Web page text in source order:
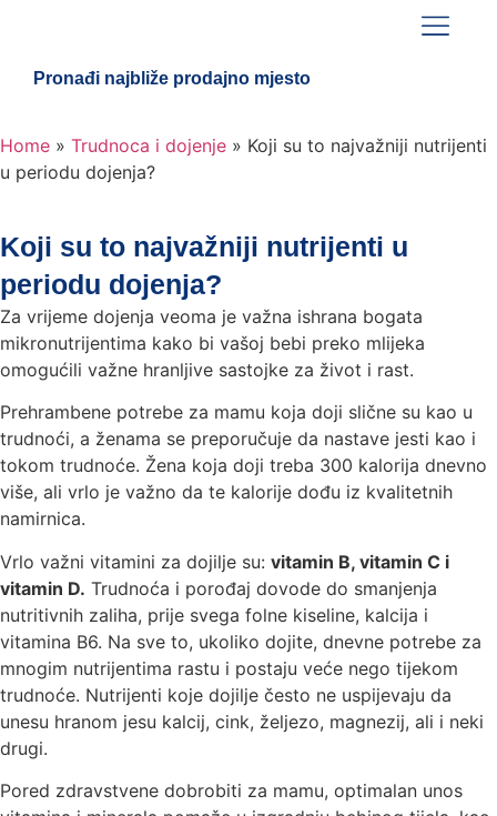
Pronađi najbliže prodajno mjesto
Home » Trudnoca i dojenje » Koji su to najvažniji nutrijenti
u periodu dojenja?
Koji su to najvažniji nutrijenti u
periodu dojenja?
Za vrijeme dojenja veoma je važna ishrana bogata
mikronutrijentima kako bi vašoj bebi preko mlijeka
omogućili važne hranljive sastojke za život i rast.
Prehrambene potrebe za mamu koja doji slične su kao u
trudnoći, a ženama se preporučuje da nastave jesti kao i
tokom trudnoće. Žena koja doji treba 300 kalorija dnevno
više, ali vrlo je važno da te kalorije dođu iz kvalitetnih
namirnica.
Vrlo važni vitamini za dojilje su: vitamin B, vitamin C i
vitamin D. Trudnoća i porođaj dovode do smanjenja
nutritivnih zaliha, prije svega folne kiseline, kalcija i
vitamina B6. Na sve to, ukoliko dojite, dnevne potrebe za
mnogim nutrijentima rastu i postaju veće nego tijekom
trudnoće. Nutrijenti koje dojilje često ne uspijevaju da
unesu hranom jesu kalcij, cink, željezo, magnezij, ali i neki
drugi.
Pored zdravstvene dobrobiti za mamu, optimalan unos